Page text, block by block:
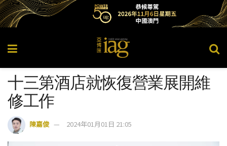
十三第酒店就恢復營業展開維
修工作
陳嘉俊 2024年01月01日 21:05